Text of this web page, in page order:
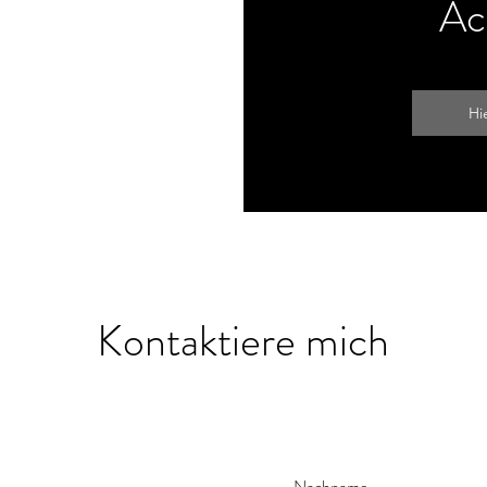
Kontaktiere mich